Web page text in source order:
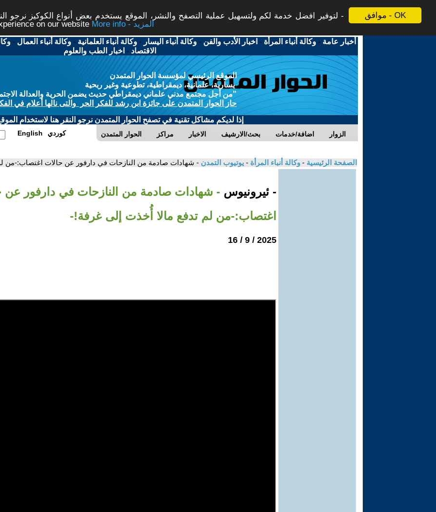
موافق - OK
لتوفير افضل خدمة لكم ولتسهيل عملية التصفح والنشر، الموقع يستخدم بعض أنواع الكوكيز نرجو
on our website
More info - المزيد
أخبار عامة -وكالة أنباء المرأة - اخبار الأدب والفن -وكالة أنباء اليسار -وكالة أنباء العلمانية -وكالة أنباء العمال -
الاقتصاد - اخبار الطب والعلوم
الموقع الرئيسي لمؤسسة الحوار المتمدن
يسارية، علمانية، ديمقراطية، تطوعية وغير ربحية
"من أجل مجتمع مدني علماني ديمقراطي حديث يضمن الحرية والعدالة
حاز الحوار المتمدن على جائزة ابن رشد للفكر الحر والتى نالها أعلام في
إذا لديكم مشاكل تقنية في تصفح الحوار المتمدن نرجو النقر هنا لاستخدام
الحوار المتمدن مراكز الاخبار بحث/الارشيف اضافة/خدمات الزوار English كوردي
الصفحة الرئيسية - وكالة أنباء المرأة - يوتيوب التمدن - شهادات صادمة من النازحات في دارفور عن حالات اغتصاب:-من
- ئيرونيوس - شهادات صادمة من النازحات في دارفور عن
اغتصاب:-من لم تدفع مالا أُخذت إلى غرفة!-
2025 / 9 / 16